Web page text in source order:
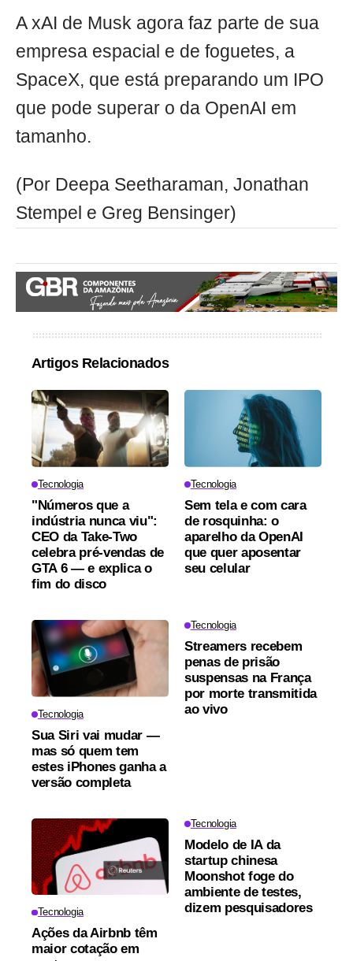
A xAI de Musk agora faz parte de sua
empresa espacial e de foguetes, a
SpaceX, que está preparando um IPO
que pode superar o da OpenAI em
tamanho.
(Por Deepa Seetharaman, Jonathan
Stempel e Greg Bensinger)
Artigos Relacionados
Tecnologia
"Números que a
indústria nunca viu":
CEO da Take-Two
celebra pré-vendas de
GTA 6 — e explica o
fim do disco
Tecnologia
Sem tela e com cara
de rosquinha: o
aparelho da OpenAI
que quer aposentar
seu celular
Tecnologia
Sua Siri vai mudar —
mas só quem tem
estes iPhones ganha a
versão completa
Tecnologia
Streamers recebem
penas de prisão
suspensas na França
por morte transmitida
ao vivo
Tecnologia
Ações da Airbnb têm
maior cotação em
Tecnologia
Modelo de IA da
startup chinesa
Moonshot foge do
ambiente de testes,
dizem pesquisadores